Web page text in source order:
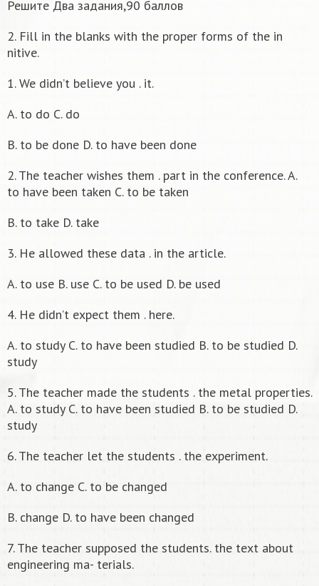
Решите Два задания,90 баллов
2. Fill in the blanks with the proper forms of the in
nitive.
1. We didn’t believe you . it.
A. to do C. do
B. to be done D. to have been done
2. The teacher wishes them . part in the conference. A.
to have been taken C. to be taken
B. to take D. take
3. He allowed these data . in the article.
A. to use B. use C. to be used D. be used
4. He didn’t expect them . here.
A. to study C. to have been studied B. to be studied D.
study
5. The teacher made the students . the metal properties.
A. to study C. to have been studied B. to be studied D.
study
6. The teacher let the students . the experiment.
A. to change C. to be changed
B. change D. to have been changed
7. The teacher supposed the students. the text about
engineering ma- terials.